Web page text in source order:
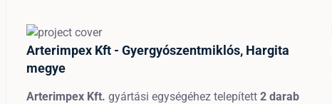
Arterimpex Kft - Gyergyószentmiklós, Hargita
megye
Arterimpex Kft. gyártási egységéhez telepített 2 darab